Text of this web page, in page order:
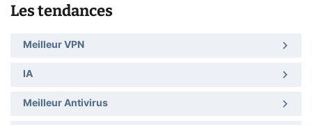
Les tendances
Meilleur VPN
IA
Meilleur Antivirus